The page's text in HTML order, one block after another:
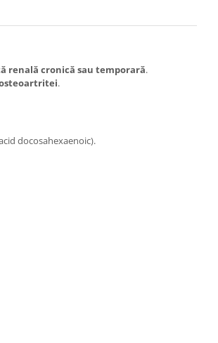
renală cronică sau temporară.
.
docosahexaenoic).